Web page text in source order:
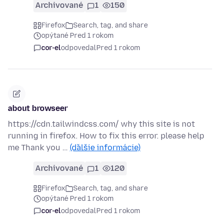
Archivované 1 150
Firefox
Search, tag, and share
opýtané Pred 1 rokom
cor-elodpovedalPred 1 rokom
about browseer
https://cdn.tailwindcss.com/ why this site is not
running in firefox. How to fix this error. please help
me Thank you … (ďalšie informácie)
Archivované 1 120
Firefox
Search, tag, and share
opýtané Pred 1 rokom
cor-elodpovedalPred 1 rokom